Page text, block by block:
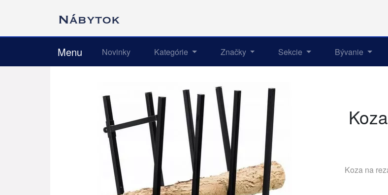
Menu Novinky Kategórie Značky Sekcie Bývanie
Koza na